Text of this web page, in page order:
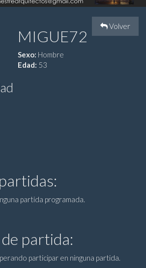
Volver
MIGUE72
Sexo: Hombre
Edad: 53
partida programada.
partida:
participar en ninguna partida.